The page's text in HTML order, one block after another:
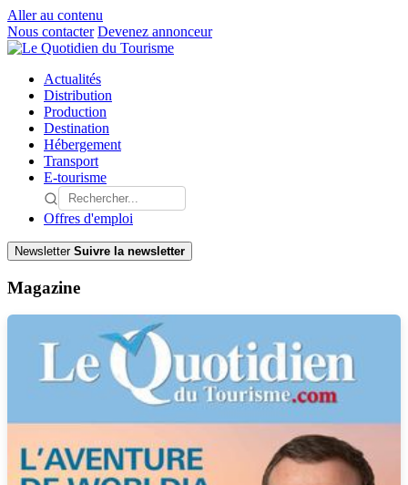
Aller au contenu
Nous contacter Devenez annonceur
Actualités
Distribution
Production
Destination
Hébergement
Transport
E-tourisme
Offres d'emploi
Newsletter Suivre la newsletter
Magazine